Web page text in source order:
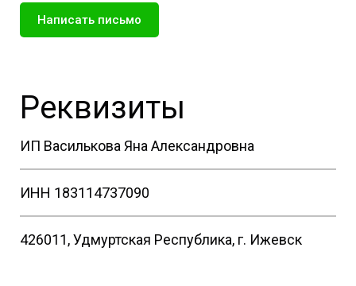
Написать письмо
Реквизиты
ИП Василькова Яна Александровна
ИНН 183114737090
426011, Удмуртская Республика, г. Ижевск